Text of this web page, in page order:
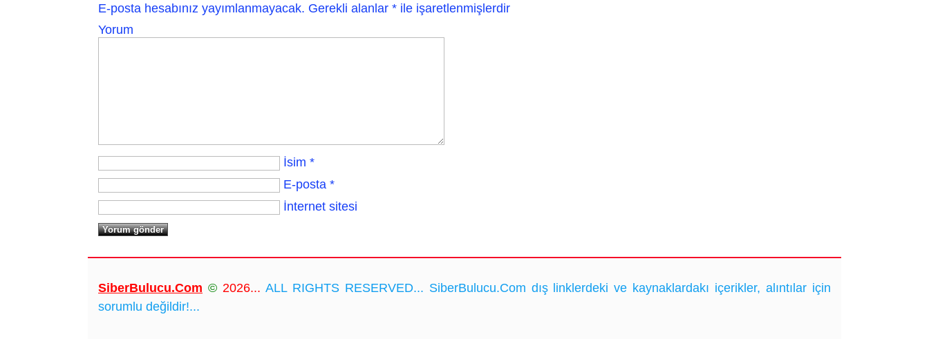
E-posta hesabınız yayımlanmayacak. Gerekli alanlar * ile işaretlenmişlerdir
Yorum
İsim *
E-posta *
İnternet sitesi
SiberBulucu.Com © 2026... ALL RIGHTS RESERVED... SiberBulucu.Com dış linklerdeki ve kaynaklardakı içerikler, alıntılar için
sorumlu değildir!...